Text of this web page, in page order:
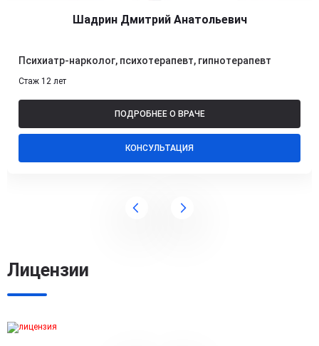
Шадрин Дмитрий Анатольевич
Психиатр-нарколог, психотерапевт, гипнотерапевт
Стаж 12 лет
ПОДРОБНЕЕ О ВРАЧЕ
КОНСУЛЬТАЦИЯ
Лицензии